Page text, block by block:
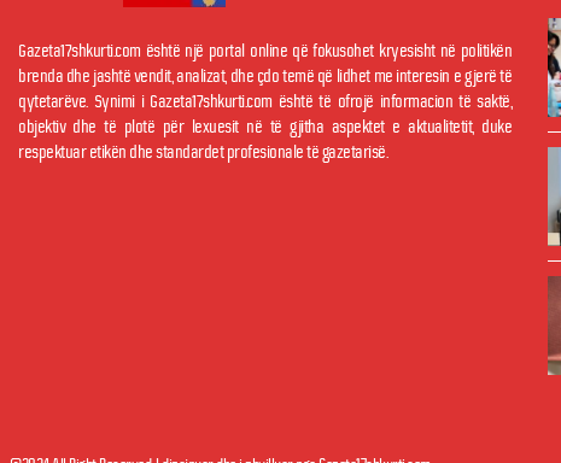
Gazeta17shkurti.com është një portal online që fokusohet kryesisht në politikën
brenda dhe jashtë vendit, analizat, dhe çdo temë që lidhet me interesin e gjerë të
qytetarëve. Synimi i Gazeta17shkurti.com është të ofrojë informacion të saktë,
objektiv dhe të plotë për lexuesit në të gjitha aspektet e aktualitetit, duke
respektuar etikën dhe standardet profesionale të gazetarisë.